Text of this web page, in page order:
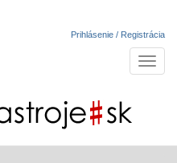
Prihlásenie / Registrácia